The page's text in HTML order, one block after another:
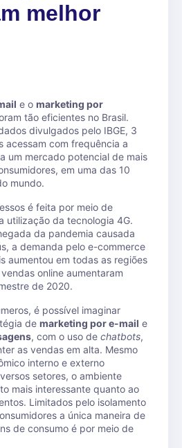
melhor
e o marketing por
tão eficientes no Brasil.
divulgados pelo IBGE, 3
acessam com frequência a
um mercado potencial de mais
em uma das 10
mundo.
é feita por meio de
utilização da tecnologia 4G.
da pandemia causada
a demanda pelo e-commerce
aumentou em todas as regiões
online aumentaram
de 2020.
é possível imaginar
de marketing por e-mail e
, com o uso de chatbots,
as vendas em alta. Mesmo
interno e externo
setores, o ambiente
mais interessante quanto ao
Limitados pelo isolamento
a única maneira de
de consumo é por meio de